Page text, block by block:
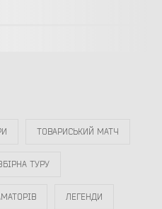
ТОВАРИСЬКИЙ МАТЧ
ТУРУ
ЛЕГЕНДИ